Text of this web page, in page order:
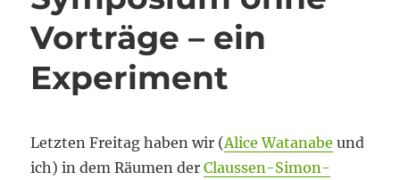
Blogpause
Vorträge – ein
Experiment
Letzten Freitag haben wir (Alice Watanabe und
ich) in dem Räumen derClaussen-Simon-